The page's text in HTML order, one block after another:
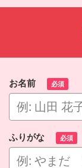
お名前 必須
ふりがな 必須